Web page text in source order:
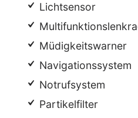
Lichtsensor
Müdigkeitswarner
Navigationssystem
Notrufsystem
Partikelfilter